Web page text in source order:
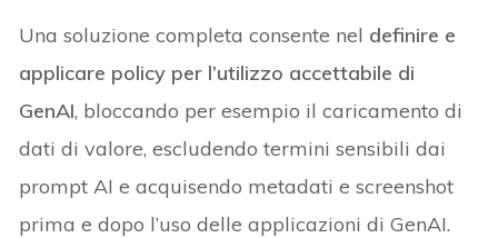
Una soluzione completa consente nel definire e
applicare policy per l’utilizzo accettabile di
GenAI, bloccando per esempio il caricamento di
dati di valore, escludendo termini sensibili dai
prompt AI e acquisendo metadati e screenshot
prima e dopo l’uso delle applicazioni di GenAI.